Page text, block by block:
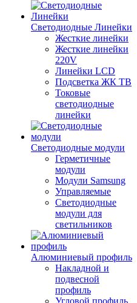
Светодиодные Линейки
Жесткие линейки
Жесткие линейки
220V
Линейки LCD
Подсветка ЖК ТВ
Токовые
светодиодные
линейки
Светодиодные модули
Герметичные
модули
Модули Samsung
Управляемые
Светодиодные
модули для
светильников
Алюминиевый профиль
Накладной и
подвесной
профиль
Угловой профиль